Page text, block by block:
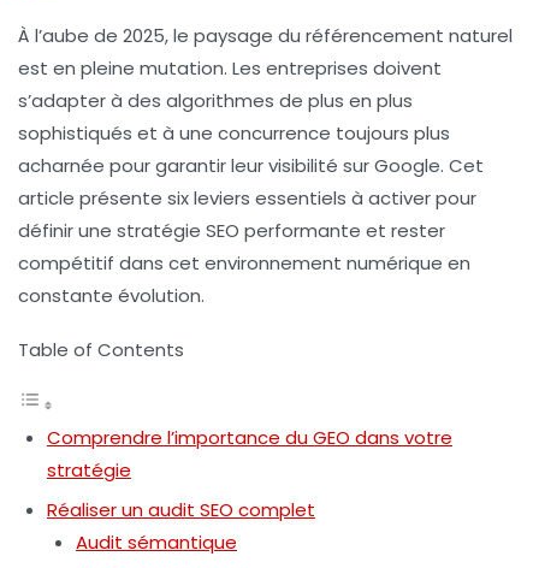
À l’aube de 2025, le paysage du référencement naturel
est en pleine mutation. Les entreprises doivent
s’adapter à des algorithmes de plus en plus
sophistiqués et à une concurrence toujours plus
acharnée pour garantir leurvisibilité sur Google. Cet
article présente six leviers essentiels à activer pour
définir une stratégie SEO performante et rester
compétitif dans cet environnement numérique en
constante évolution.
Table of Contents
Comprendre l’importance du GEO dans votre
stratégie
Réaliser un audit SEO complet
Audit sémantique